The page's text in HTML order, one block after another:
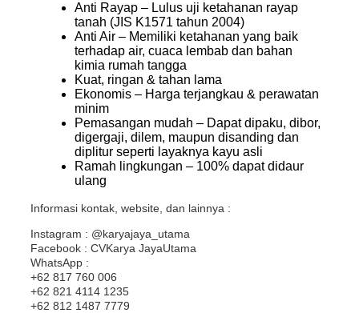
Anti Rayap – Lulus uji ketahanan rayap
tanah (JIS K1571 tahun 2004)
Anti Air – Memiliki ketahanan yang baik
terhadap air, cuaca lembab dan bahan
kimia rumah tangga
Kuat, ringan & tahan lama
Ekonomis – Harga terjangkau & perawatan
minim
Pemasangan mudah – Dapat dipaku, dibor,
digergaji, dilem, maupun disanding dan
diplitur seperti layaknya kayu asli
Ramah lingkungan – 100% dapat didaur
ulang
Informasi kontak, website, dan lainnya :
Instagram : @karyajaya_utama
Facebook : CVKarya JayaUtama
WhatsApp :
+62 817 760 006
+62 821 4114 1235
+62 812 1487 7779